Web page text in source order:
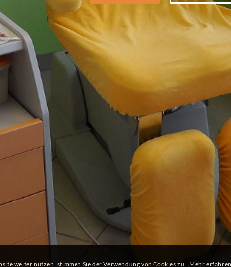
weiter nutzen, stimmen Sie der Verwendung von Cookies zu. Mehr erfahren